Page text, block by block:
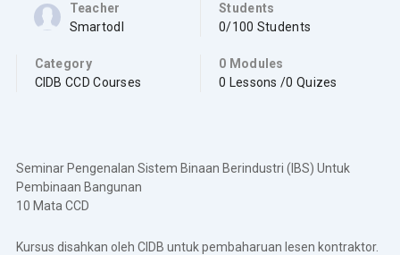
Teacher
Smartodl
Students
0/100 Students
Category
CIDB CCD Courses
0 Modules
0 Lessons /0 Quizes
Seminar Pengenalan Sistem Binaan Berindustri (IBS) Untuk
Pembinaan Bangunan
10 Mata CCD
Kursus disahkan oleh CIDB untuk pembaharuan lesen kontraktor.